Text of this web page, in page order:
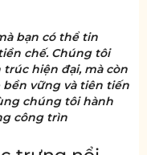
bạn có thể tin
chế. Chúng tôi
hiện đại, mà còn
vững và tiên tiến
chúng tôi hành
công trìn